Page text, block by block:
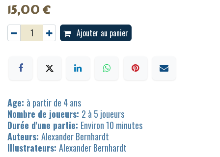
15,00€
Ajouter au panier
Age: à partir de 4 ans
Nombre de joueurs: 2 à 5 joueurs
Durée d'une partie: Environ 10 minutes
Auteurs: Alexander Bernhardt
Illustrateurs: Alexander Bernhardt